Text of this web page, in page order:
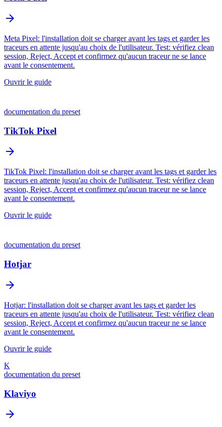
Meta Pixel: l'installation doit se charger avant les tags et garder les
traceurs en attente jusqu'au choix de l'utilisateur. Test: vérifiez clean
session, Reject, Accept et confirmez qu'aucun traceur ne se lance
avant le consentement.
Ouvrir le guide
documentation du preset
TikTok Pixel
TikTok Pixel: l'installation doit se charger avant les tags et garder les
traceurs en attente jusqu'au choix de l'utilisateur. Test: vérifiez clean
session, Reject, Accept et confirmez qu'aucun traceur ne se lance
avant le consentement.
Ouvrir le guide
documentation du preset
Hotjar
Hotjar: l'installation doit se charger avant les tags et garder les
traceurs en attente jusqu'au choix de l'utilisateur. Test: vérifiez clean
session, Reject, Accept et confirmez qu'aucun traceur ne se lance
avant le consentement.
Ouvrir le guide
K
documentation du preset
Klaviyo